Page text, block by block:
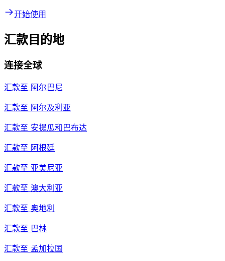
开始使用
汇款目的地
连接全球
汇款至 阿尔巴尼
汇款至 阿尔及利亚
汇款至 安提瓜和巴布达
汇款至 阿根廷
汇款至 亚美尼亚
汇款至 澳大利亚
汇款至 奥地利
汇款至 巴林
汇款至 孟加拉国